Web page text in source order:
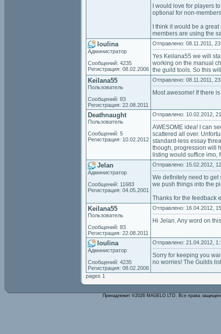
I would love for players
optional for non-
I think it would be a
members are using the
loulina
Администратор
Сообщений: 4235
Регистрация: 08.02.2006
Отправлено: 08.11.2011,
Yes Keilana55 we will
working on the manual
the guild tools. So this
Keilana55
Пользователь
Сообщений: 83
Регистрация: 22.08.2011
Отправлено: 08.11.2011,
Most awesome! If there
Deathnaught
Пользователь
Сообщений: 5
Регистрация: 10.02.2012
Отправлено: 10.02.2012,
AWESOME idea! I can
scattered all over.
standard-less essay
though, progression will
listing would suffice
Jelan
Администратор
Сообщений: 11683
Регистрация: 04.05.2001
Отправлено: 15.02.2012,
We definitely need to
we push things into the
Thanks for the feedback
Keilana55
Пользователь
Сообщений: 83
Регистрация: 22.08.2011
Отправлено: 16.04.2012,
Hi Jelan. Any word on
loulina
Администратор
Сообщений: 4235
Регистрация: 08.02.2006
Отправлено: 21.04.2012,
Sorry for keeping you
no worries! The Guilds
pages 1
Принадлежит ©2026 MAGELO LTD. Все права